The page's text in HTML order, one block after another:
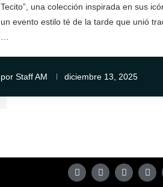
Tecito”, una colección inspirada en sus
un evento estilo té de la tarde que unió
por Staff AM diciembre 13, 2025